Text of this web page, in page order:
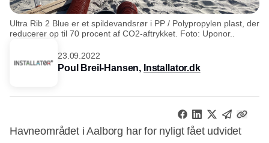
Ultra Rib 2 Blue er et spildevandsrør i PP / Polypropylen plast, der
reducerer op til 70 procent af CO2-aftrykket. Foto: Uponor..
23.09.2022
Poul Breil-Hansen, Installator.dk
Havneområdet i Aalborg har for nyligt fået udvidet